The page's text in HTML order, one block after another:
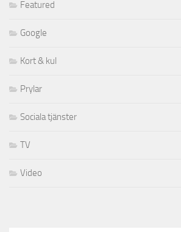
Featured
Google
Kort & kul
Prylar
Sociala tjänster
TV
Video